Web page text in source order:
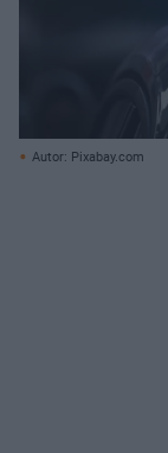
Autor: Pixabay.com